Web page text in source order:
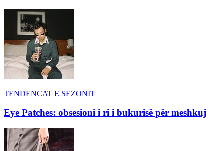
TENDENCAT E SEZONIT
Eye Patches: obsesioni i ri i bukurisë për meshkuj